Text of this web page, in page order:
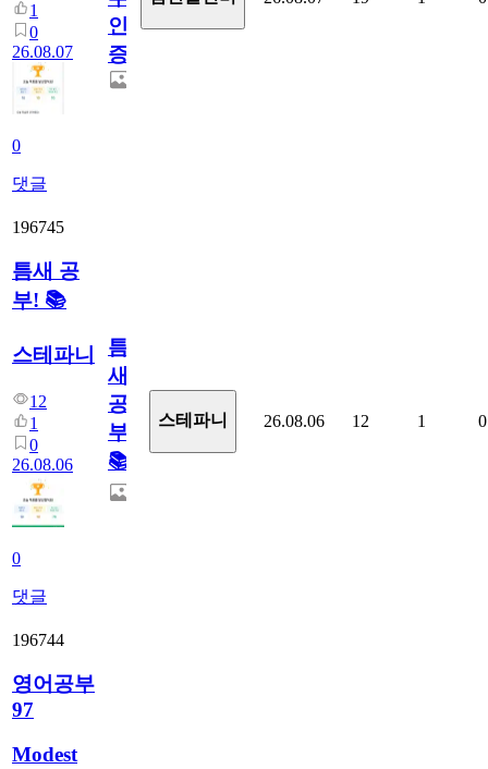
1
0
26.08.07
0
댓글
인
증
196745
틈새 공
부! 📚
스테파니
12
1
0
26.08.06
0
댓글
틈
새
공
부!
📚
스테파니 26.08.06 12 1 0
196744
영어공부
97
Modest